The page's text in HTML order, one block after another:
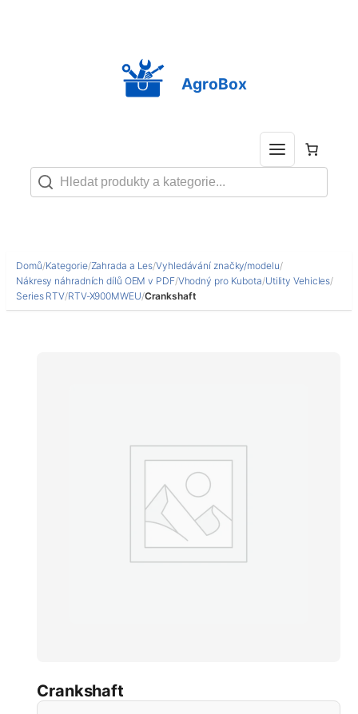
AgroBox
Domů/Kategorie/Zahrada a Les/Vyhledávání značky/modelu/
Nákresy náhradních dílů OEM v PDF/Vhodný pro Kubota/Utility Vehicles/
Series RTV/RTV-X900MWEU/Crankshaft
Crankshaft